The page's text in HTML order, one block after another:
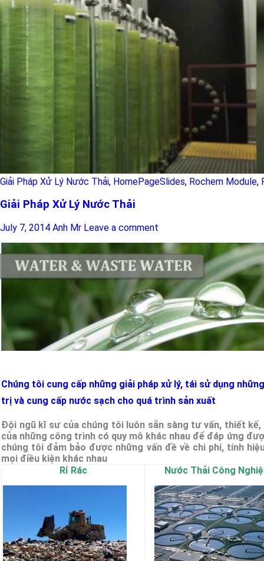
Giải Pháp Xử Lý Nước Thải, HomePageSlides, Rochem Module,
Giải Pháp Xử Lý Nước Thải
July 7, 2014 Anh Mr Leave a comment
Chúng tôi cung cấp những giải pháp xử lý, tái sử dụng
trị và cung cấp nước sạch cho quá trình sản xuất
Đội ngũ kĩ sư của chúng tôi luôn sẵn sàng tư vấn, thiết
của những công trình có quy mô khác nhau để đáp ứng
chúng tôi đảm bảo được những vấn đề về chi phí, tính
mọi điều kiện khác nhau
Rỉ Rác
Nước Thải Công